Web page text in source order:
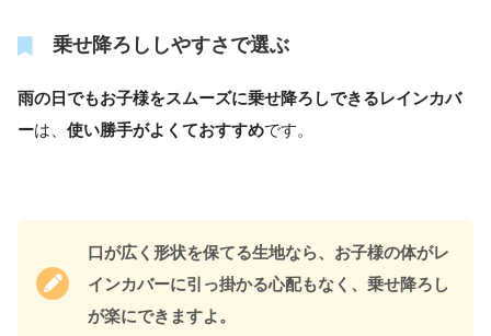
乗せ降ろししやすさで選ぶ
雨の日でもお子様をスムーズに乗せ降ろしできるレインカバ
ーは、 使い勝手がよくておすすめです。
口が広く形状を保てる生地なら、お子様の体がレ
インカバーに引っ掛かる心配もなく、乗せ降ろし
が楽にできますよ。